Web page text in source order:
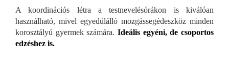
A koordinációs létra a testnevelésórákon is kiválóan
használható, mivel egyedülálló mozgássegédeszköz minden
korosztályú gyermek számára. Ideális egyéni, de csoportos
edzéshez is.